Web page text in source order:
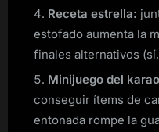
Receta estrella:
estofado aumenta la
finales alternativos
Minijuego del
conseguir ítems de
entonada rompe la